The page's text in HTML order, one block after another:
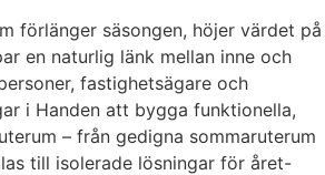
förlänger säsongen, höjer värdet på
en naturlig länk mellan inne och
fastighetsägare och
i Handen att bygga funktionella,
– från gedigna sommaruterum
till isolerade lösningar för året-